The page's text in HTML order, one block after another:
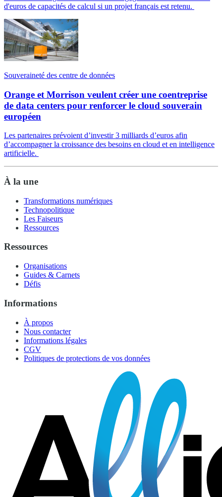
d'euros de capacités de calcul si un projet français est retenu.
Souveraineté des centre de données
Orange et Morrison veulent créer une coentreprise
de data centers pour renforcer le cloud souverain
européen
Les partenaires prévoient d’investir 3 milliards d’euros afin
d’accompagner la croissance des besoins en cloud et en intelligence
artificielle.
À la une
Transformations numériques
Technopolitique
Les Faiseurs
Ressources
Ressources
Organisations
Guides & Carnets
Défis
Informations
À propos
Nous contacter
Informations légales
CGV
Politiques de protections de vos données